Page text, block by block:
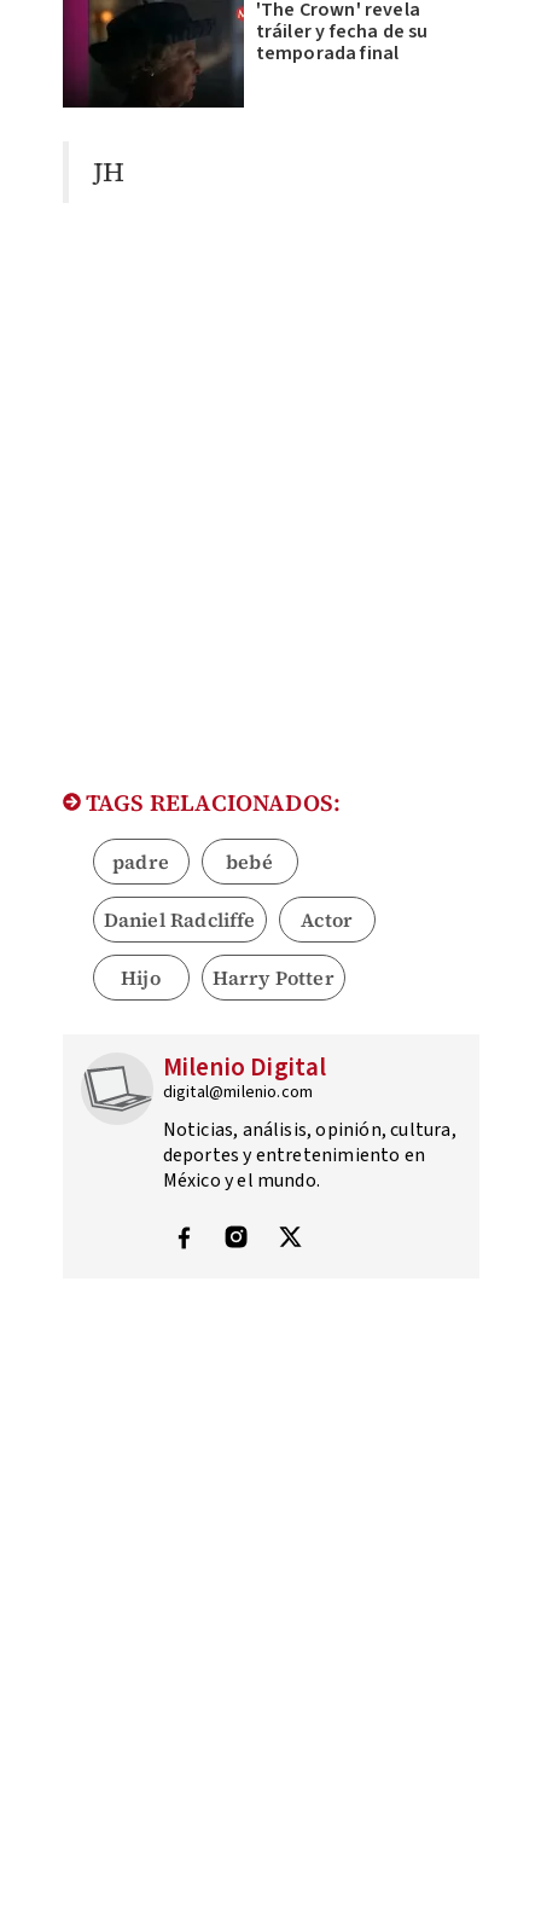
'The Crown' revela
tráiler y fecha de su
temporada final
JH
TAGS RELACIONADOS:
padre bebé
Daniel Radcliffe Actor
Hijo Harry Potter
Milenio Digital
digital@milenio.com
Noticias, análisis, opinión, cultura,
deportes y entretenimiento en
México y el mundo.